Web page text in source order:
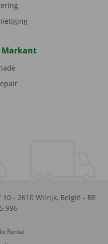
Markant
10 - 2610 Wilrijk, België - BE
Rental